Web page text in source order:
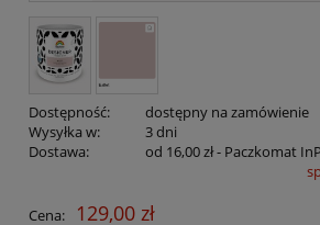
Dostępność:
dostępny na zamówienie
Wysyłka w:
3 dni
Dostawa:
od 16,00 zł- Paczkomat
Cena nie zawiera ewentualnych kosztów
Cena: 129,00 zł